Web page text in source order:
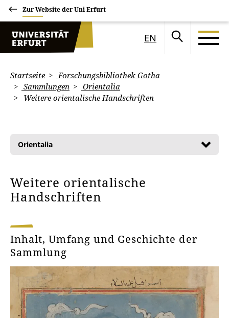
Zur Website der Uni Erfurt
EN
Startseite
Forschungsbibliothek Gotha
Sammlungen
Orientalia
Weitere orientalische Handschriften
Orientalia
Weitere orientalische
Handschriften
Inhalt, Umfang und Geschichte der
Sammlung